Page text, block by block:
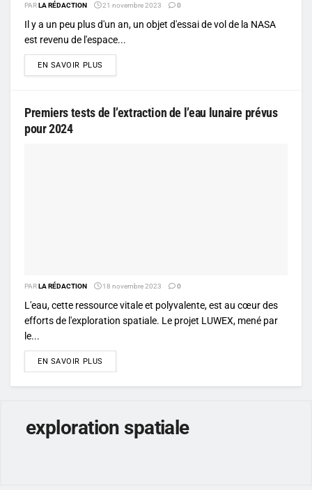
PARLA RÉDACTION 21 novembre 2023 0
Il y a un peu plus d'un an, un objet d'essai de vol de la NASA
est revenu de l'espace...
EN SAVOIR PLUS
Premiers tests de l’extraction de l’eau lunaire prévus
pour 2024
PARLA RÉDACTION 18 novembre 2023 0
L'eau, cette ressource vitale et polyvalente, est au cœur des
efforts de l'exploration spatiale. Le projet LUWEX, mené par
le...
EN SAVOIR PLUS
exploration spatiale